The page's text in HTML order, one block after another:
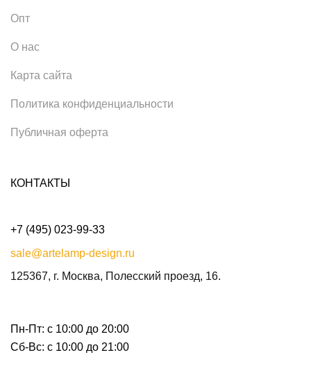
Опт
О нас
Карта сайта
Политика конфиденциальности
Публичная оферта
КОНТАКТЫ
+7 (495) 023-99-33
sale@artelamp-design.ru
125367, г. Москва, Полесский проезд, 16.
Пн-Пт: с 10:00 до 20:00
Сб-Вс: с 10:00 до 21:00